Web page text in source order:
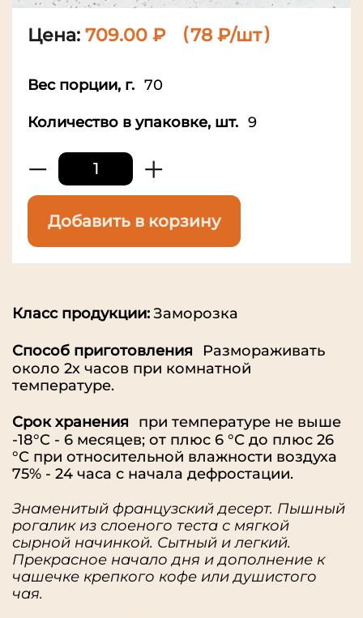
Цена: 709.00 ₽ 78 ₽/шт
Вес порции, г. 70
Количество в упаковке, шт. 9
− +
Добавить в корзину
Класс продукции:Заморозка
Способ приготовления
Размораживать
около 2х часов при комнатной
температуре.
Срок хранения
при температуре не выше
-18°C - 6 месяцев; от плюс 6 °С до плюс 26
°С при относительной влажности воздуха
75% - 24 часа с начала дефростации.
Знаменитый французский десерт. Пышный
рогалик из слоеного теста с мягкой
сырной начинкой. Сытный и легкий.
Прекрасное начало дня и дополнение к
чашечке крепкого кофе или душистого
чая.